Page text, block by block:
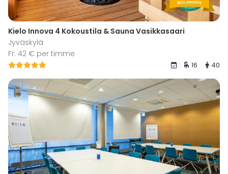
Kielo Innova 4 Kokoustila & Sauna Vasikkasaari
Jyväskylä
Fr. 42 € per timme
16 40